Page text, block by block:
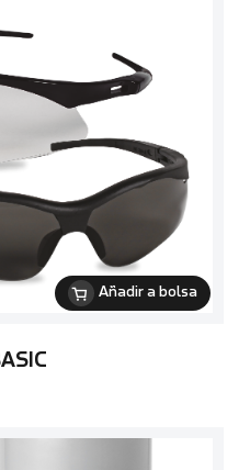
Añadir a bolsa